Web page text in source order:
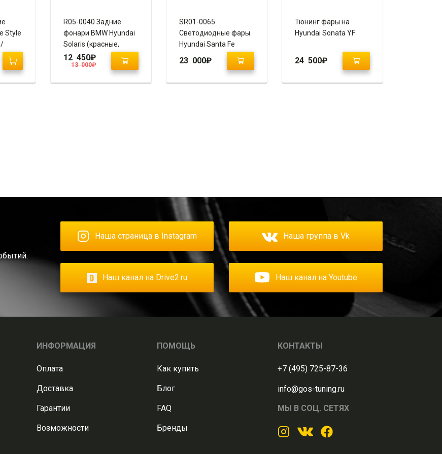
Style
/
R05-0040 Задние
фонари BMW Hyundai
Solaris (красные,
тонированные)
13 000₽
12 450₽
SR01-0065
Светодиодные фары
Hyundai Santa Fe
2006+”AUDI Q7 Style”
23 000₽
Тюнинг фары на
Hyundai Sonata YF
24 500₽
Наша страница в Instagram Наша группа в Vk
Наш канал на Drive2.ru Наш канал на Youtube
ИНФОРМАЦИЯ
Оплата
Доставка
Гарантии
Возможности
ПОМОЩЬ
Как купить
Блог
FAQ
Бренды
КОНТАКТЫ
+7 (495) 725-87-36
info@gos-tuning.ru
МЫ В СОЦ. СЕТЯХ